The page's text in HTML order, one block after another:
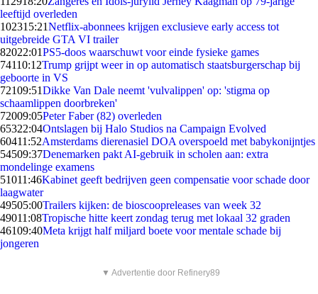
leeftijd overleden
102315:21Netflix-abonnees krijgen exclusieve early access tot
uitgebreide GTA VI trailer
82022:01PS5-doos waarschuwt voor einde fysieke games
74110:12Trump grijpt weer in op automatisch staatsburgerschap bij
geboorte in VS
72109:51Dikke Van Dale neemt 'vulvalippen' op: 'stigma op
schaamlippen doorbreken'
72009:05Peter Faber (82) overleden
65322:04Ontslagen bij Halo Studios na Campaign Evolved
60411:52Amsterdams dierenasiel DOA overspoeld met babykonijntjes
54509:37Denemarken pakt AI-gebruik in scholen aan: extra
mondelinge examens
51011:46Kabinet geeft bedrijven geen compensatie voor schade door
laagwater
49505:00Trailers kijken: de bioscoopreleases van week 32
49011:08Tropische hitte keert zondag terug met lokaal 32 graden
46109:40Meta krijgt half miljard boete voor mentale schade bij
jongeren
▼ Advertentie door Refinery89